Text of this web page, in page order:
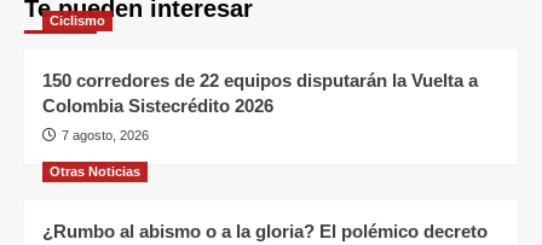
Te pueden interesar
Ciclismo
150 corredores de 22 equipos disputarán la Vuelta a
Colombia Sistecrédito 2026
7 agosto, 2026
Otras Noticias
¿Rumbo al abismo o a la gloria? El polémico decreto